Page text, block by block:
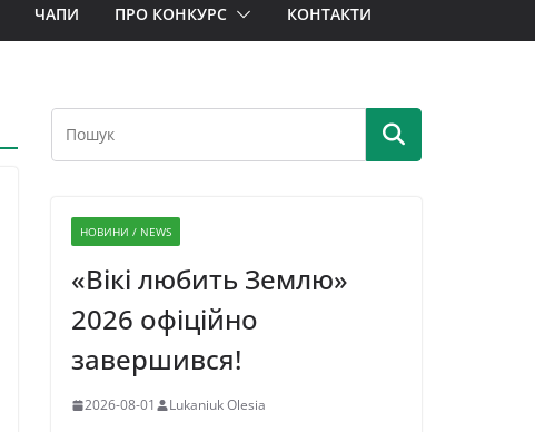
ЧАПИ ПРО КОНКУРС КОНТАКТИ
НОВИНИ / NEWS
«Вікі любить Землю»
2026 офіційно
завершився!
2026-08-01 Lukaniuk Olesia